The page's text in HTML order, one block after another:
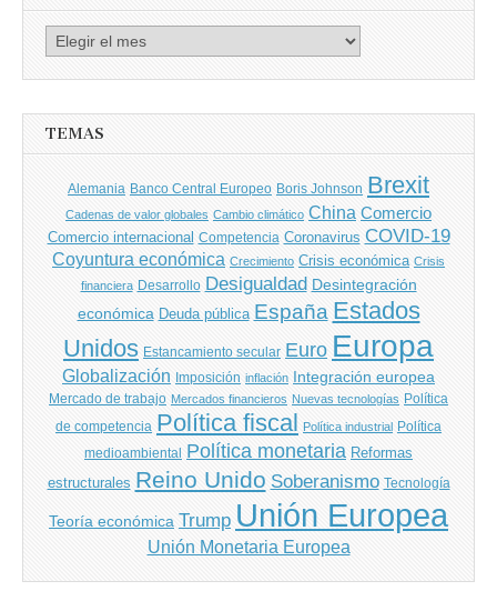
Archivo
TEMAS
Alemania Banco Central Europeo Boris Johnson Brexit
Cadenas de valor globales Cambio climático China Comercio
Comercio internacional Competencia Coronavirus COVID-19
Coyuntura económica Crecimiento Crisis económica Crisis
financiera Desarrollo Desigualdad Desintegración
económica Deuda pública España Estados
Unidos Estancamiento secular Euro Europa
Globalización Imposición inflación Integración europea
Mercado de trabajo Mercados financieros Nuevas tecnologías Política
de competencia Política fiscal Política industrial Política
medioambiental Política monetaria Reformas
estructurales Reino Unido Soberanismo Tecnología
Teoría económica Trump Unión Europea
Unión Monetaria Europea